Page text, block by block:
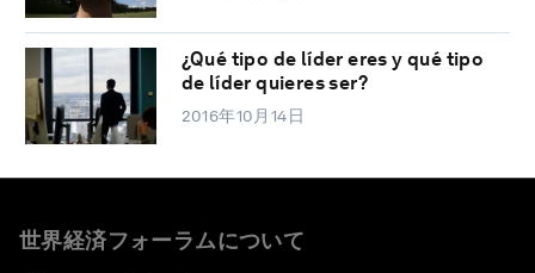
¿Qué tipo de líder eres y qué tipo
de líder quieres ser?
2016年10月14日
世界経済フォーラムについて